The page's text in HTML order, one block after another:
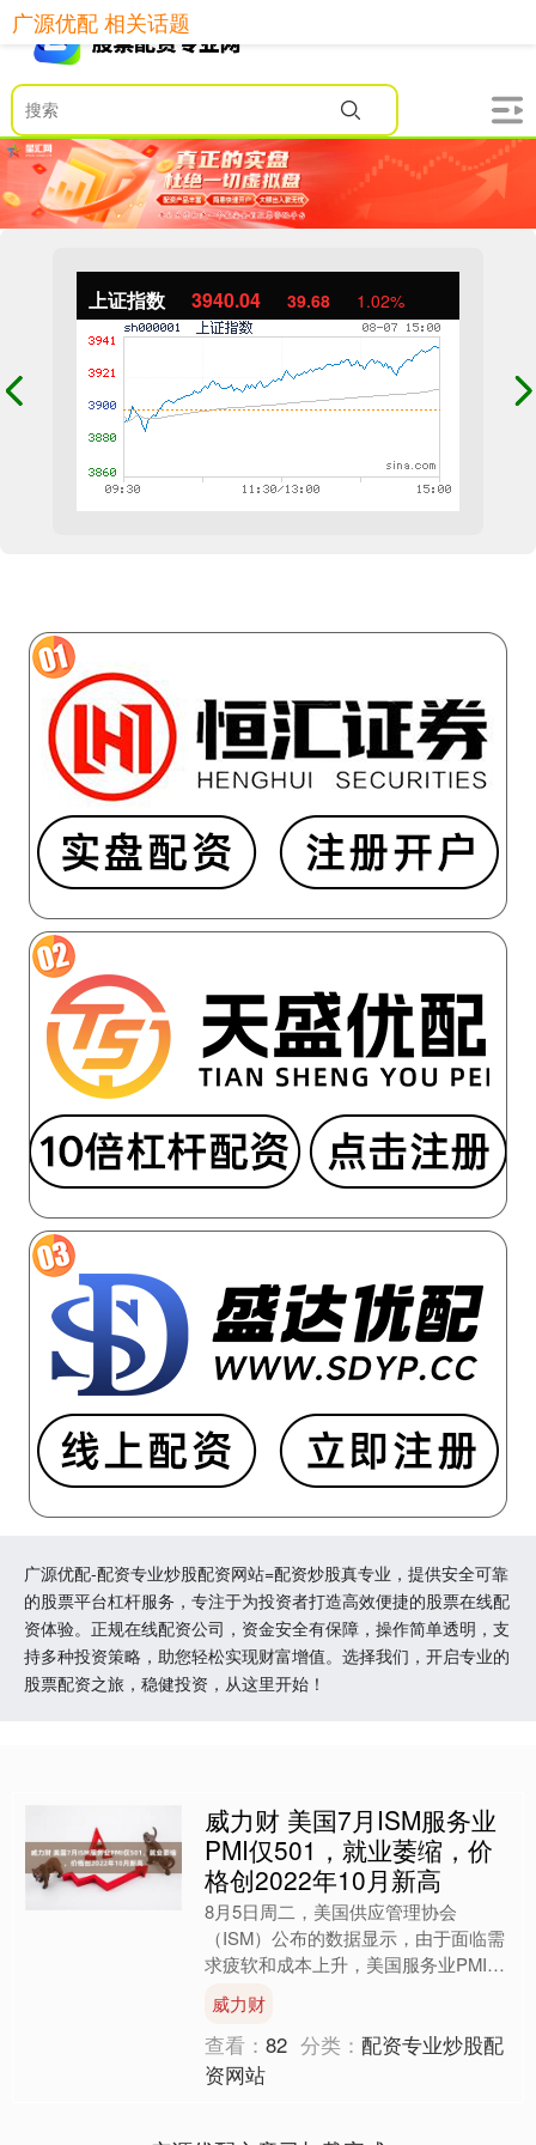
上证指数 3940.04 39.68 1.02%
广源优配-配资专业炒股配资网站=配资炒股真专业，提供安全可靠
的股票平台杠杆服务，专注于为投资者打造高效便捷的股票在线配
资体验。正规在线配资公司，资金安全有保障，操作简单透明，支
持多种投资策略，助您轻松实现财富增值。选择我们，开启专业的
股票配资之旅，稳健投资，从这里开始！
广源优配 相关话题
威力财 美国7月ISM服务业
PMI仅501，就业萎缩，价
格创2022年10月新高
8月5日周二，美国供应管理协会
（ISM）公布的数据显示，由于面临需
求疲软和成本上升，美国服务业PMI在
7月几乎陷入停滞，企业开始减少员工
人数。 美国7月ISM非....
威力财
查看：82 分类：配资专业炒股配
资网站